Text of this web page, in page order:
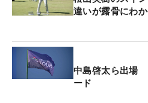
違いが露骨にわ
中島啓太ら出場
ード